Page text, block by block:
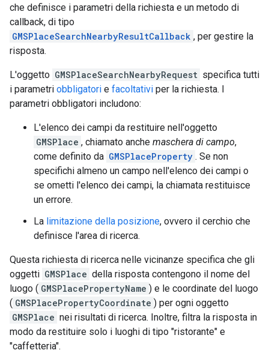
che definisce i parametri della richiesta e un metodo di
callback, di tipo
GMSPlaceSearchNearbyResultCallback , per gestire la
risposta.
L'oggetto GMSPlaceSearchNearbyRequest specifica tutti
i parametri obbligatori e facoltativi per la richiesta. I
parametri obbligatori includono:
L'elenco dei campi da restituire nell'oggetto
GMSPlace , chiamato anche maschera di campo,
come definito da GMSPlaceProperty . Se non
specifichi almeno un campo nell'elenco dei campi o
se ometti l'elenco dei campi, la chiamata restituisce
un errore.
La limitazione della posizione, ovvero il cerchio che
definisce l'area di ricerca.
Questa richiesta di ricerca nelle vicinanze specifica che gli
oggetti GMSPlace della risposta contengono il nome del
luogo ( GMSPlacePropertyName ) e le coordinate del luogo
( GMSPlacePropertyCoordinate ) per ogni oggetto
GMSPlace nei risultati di ricerca. Inoltre, filtra la risposta in
modo da restituire solo i luoghi di tipo "ristorante" e
"caffetteria".